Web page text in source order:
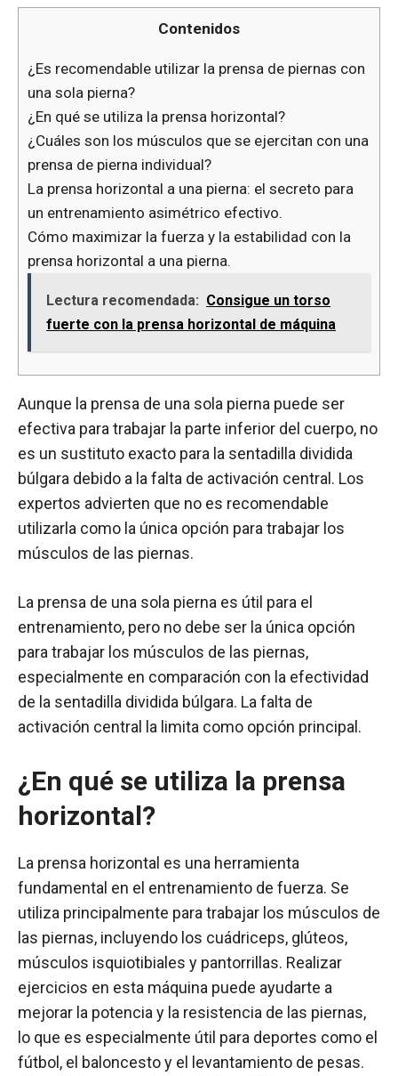
Contenidos
¿Es recomendable utilizar la prensa de piernas con
una sola pierna?
¿En qué se utiliza la prensa horizontal?
¿Cuáles son los músculos que se ejercitan con una
prensa de pierna individual?
La prensa horizontal a una pierna: el secreto para
un entrenamiento asimétrico efectivo.
Cómo maximizar la fuerza y la estabilidad con la
prensa horizontal a una pierna.
Lectura recomendada: Consigue un torso
fuerte con la prensa horizontal de máquina
Aunque la prensa de una sola pierna puede ser
efectiva para trabajar la parte inferior del cuerpo, no
es un sustituto exacto para la sentadilla dividida
búlgara debido a la falta de activación central. Los
expertos advierten que no es recomendable
utilizarla como la única opción para trabajar los
músculos de las piernas.
La prensa de una sola pierna es útil para el
entrenamiento, pero no debe ser la única opción
para trabajar los músculos de las piernas,
especialmente en comparación con la efectividad
de la sentadilla dividida búlgara. La falta de
activación central la limita como opción principal.
¿En qué se utiliza la prensa
horizontal?
La prensa horizontal es una herramienta
fundamental en el entrenamiento de fuerza. Se
utiliza principalmente para trabajar los músculos de
las piernas, incluyendo los cuádriceps, glúteos,
músculos isquiotibiales y pantorrillas. Realizar
ejercicios en esta máquina puede ayudarte a
mejorar la potencia y la resistencia de las piernas,
lo que es especialmente útil para deportes como el
fútbol, el baloncesto y el levantamiento de pesas.